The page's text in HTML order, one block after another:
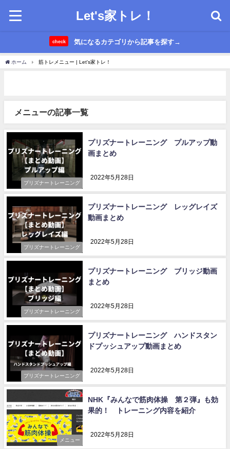
Let's家トレ！
check 気になるカテゴリから記事を探す→
ホーム 筋トレメニュー | Let's家トレ！
メニューの記事一覧
プリズナートレーニング
プリズナートレーニング プルアップ動
画まとめ
2022年5月28日
プリズナートレーニング
プリズナートレーニング レッグレイズ
動画まとめ
2022年5月28日
プリズナートレーニング
プリズナートレーニング ブリッジ動画
まとめ
2022年5月28日
プリズナートレーニング
プリズナートレーニング ハンドスタン
ドプッシュアップ動画まとめ
2022年5月28日
メニュー
NHK『みんなで筋肉体操 第２弾』も効
果的！ トレーニング内容を紹介
2022年5月28日